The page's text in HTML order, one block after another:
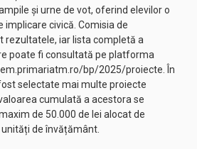
și urne de vot, oferind elevilor o
civică. Comisia de
rezultatele, iar lista completă a
poate fi consultată pe platforma
bp/2025/proiecte . În
selectate mai multe proiecte
cumulată a acestora se
de 50.000 de lei alocat de
de învățământ.